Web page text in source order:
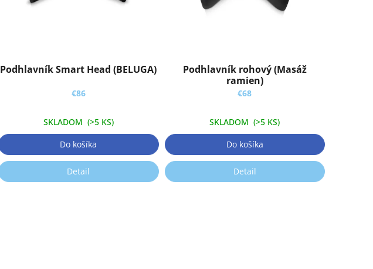
Podhlavník Smart Head (BELUGA)
€86
SKLADOM (>5 KS)
Do košíka
Detail
Podhlavník rohový (Masáž
ramien)
€68
SKLADOM(>5 KS)
Do košíka
Detail